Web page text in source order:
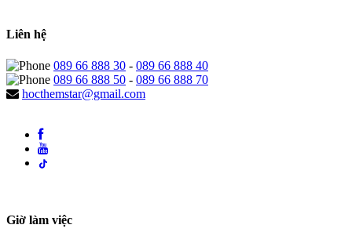
Liên hệ
089 66 888 30 - 089 66 888 40
089 66 888 50 - 089 66 888 70
hocthemstar@gmail.com
Giờ làm việc